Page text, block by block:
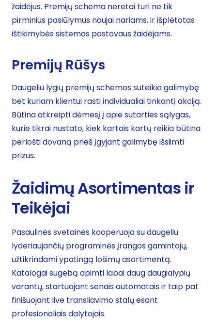
žaidėjus. Premijų schema neretai turi ne tik
pirminius pasiūlymus naujai nariams, ir išplėtotas
ištikimybės sistemas pastovaus žaidėjams.
Premijų Rūšys
Daugeliu lygių premijų schemos suteikia galimybę
bet kuriam klientui rasti individualiai tinkantį akciją.
Būtina atkreipti dėmesį į apie sutarties sąlygas,
kurie tikrai nustato, kiek kartais kartų reikia būtina
perlošti dovaną prieš įgyjant galimybę išsiimti
prizus.
Žaidimų Asortimentas ir
Teikėjai
Pasaulinės svetainės kooperuoja su daugeliu
lyderiaujančių programinės įrangos gamintojų,
užtikrindami ypatingą lošimų asortimentą.
Katalogai sugebą apimti labai daug daugialypių
varantų, startuojant senais automatais ir taip pat
finišuojant live transliavimo stalų esant
profesionaliais dalytojais.